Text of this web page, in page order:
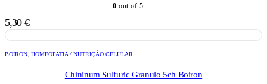
0 out of 5
5,30 €
BOIRON HOMEOPATIA / NUTRIÇÃO CELULAR
Chininum Sulfuric Granulo 5ch Boiron